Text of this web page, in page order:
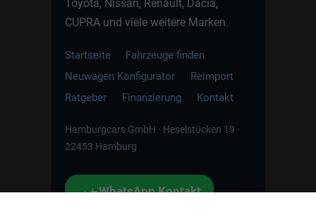
Toyota, Nissan, Renault, Dacia,
CUPRA und viele weitere Marken.
Startseite
Fahrzeuge finden
Neuwagen Konfigurator
Reimport
Ratgeber
Finanzierung Kontakt
Hamburgcars GmbH · Heselstücken 19 ·
22453 Hamburg
📲WhatsApp Kontakt